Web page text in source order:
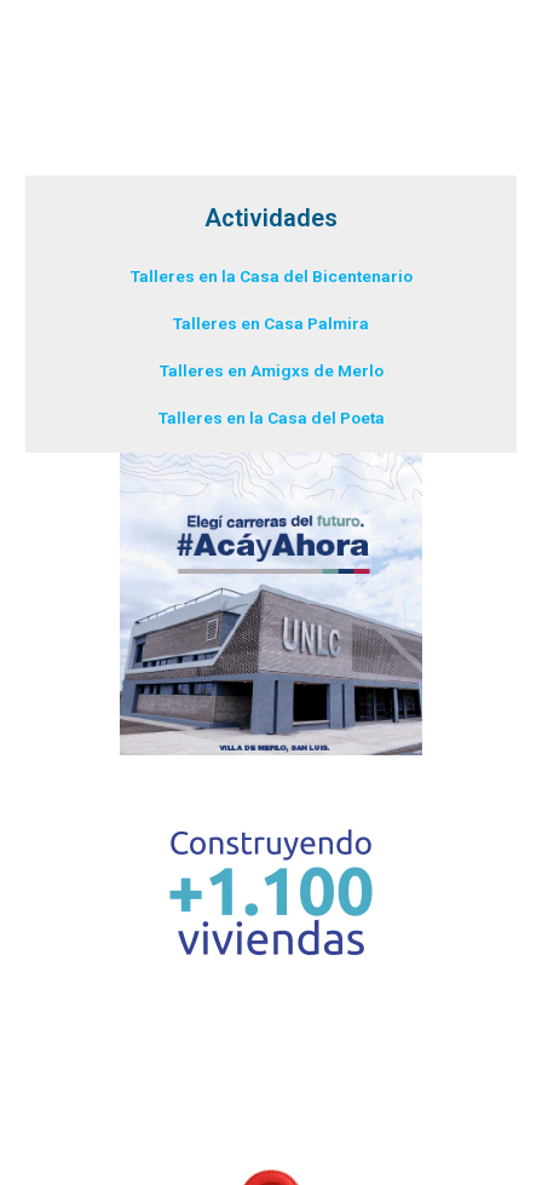
Actividades
Talleres en la Casa del Bicentenario
Talleres en Casa Palmira
Talleres en Amigxs de Merlo
Talleres en la Casa del Poeta